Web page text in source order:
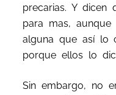
precarias. Y dicen
para mas, aunque
alguna que así lo
porque ellos lo
Sin embargo, no